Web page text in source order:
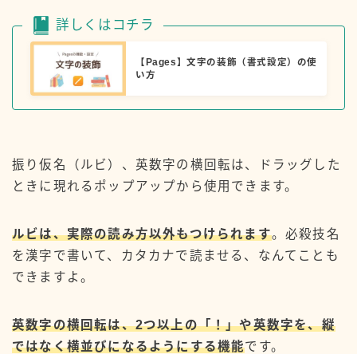
詳しくはコチラ
【Pages】文字の装飾（書式設定）の使
い方
振り仮名（ルビ）、英数字の横回転は、ドラッグした
ときに現れる ポップアップから使用できます。
ルビは、実際の読み方以外もつけられます。必殺技名
を漢字で書いて、カタカナで読ませる、なんてことも
できますよ。
英数字の横回転は、2つ以上の「！」や英数字を、縦
ではなく横並びになるようにする機能です。